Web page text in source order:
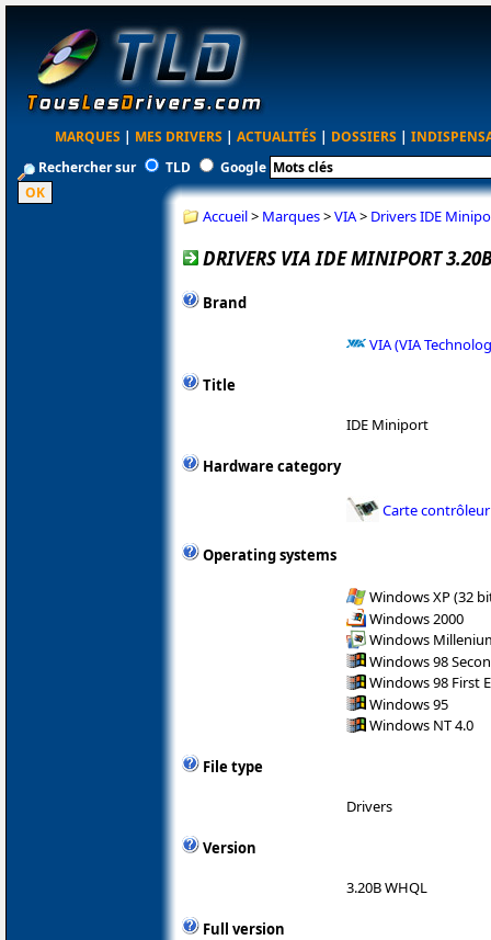
MARQUES | MES DRIVERS | ACTUALITÉS | DOSSIERS |
Rechercher sur
TLD Google
Accueil> Marques>VIA> Drivers IDE
DRIVERS VIA IDE MINIPORT
Brand
VIA (VIA
Title
IDE Miniport
Hardware category
Carte contrôleur
Operating systems
Windows XP (32
Windows 2000
Windows
Windows 98
Windows 98 First
Windows 95
Windows NT 4.0
File type
Drivers
Version
3.20B WHQL
Full version